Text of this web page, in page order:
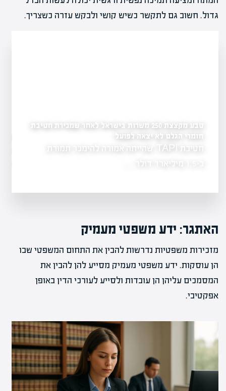
גדול. חשוב גם לתקשר כשיש קושי ולבקש עזרה כשצריך.
חדשה
כאחד,
טבע מקצצת 250 משרות בישראל לאחר שמכירת חטיבת
חומרי הגלם לא יצאה לפועל
חטיבת TAPI, שהייתה אמורה להימכר תמורת
האתגר: ידע משפטי מעמיק
מזכירות משפטיות נדרשות להבין את התחום המשפטי שבו
הן עוסקות. ידע משפטי מעמיק מסייע להן להבין את
המסמכים עליהן הן עובדות ולסייע לעורכי הדין באופן
אפקטיבי.